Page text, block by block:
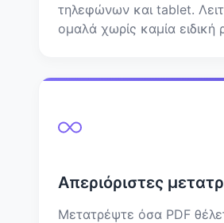
τηλεφώνων και tablet.
ομαλά χωρίς καμία ειδική
Απεριόριστες
Μετατρέψτε όσα PDF